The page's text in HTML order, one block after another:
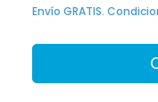
Envío GRATIS.